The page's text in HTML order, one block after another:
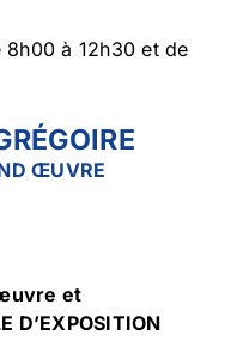
à 12h30 et de
ŒUVRE
et
D’EXPOSITION